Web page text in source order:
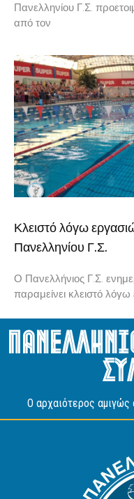
Πανελληνίου Γ.Σ.
από τον
Κλειστό λόγω
Πανελληνίου Γ.Σ.
Ο Πανελλήνιος Γ.Σ.
παραμείνει κλειστό
O αρχαιότερος